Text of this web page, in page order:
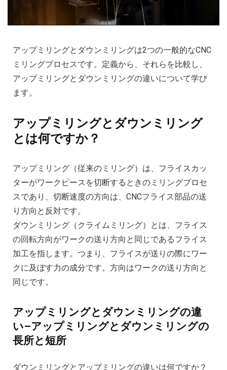
アップミリングとダウンミリングは2つの一般的なCNC
ミリングプロセスです。定義から、それらを比較し、
アップミリングとダウンミリングの違いについて学び
ます。
アップミリングとダウンミリング
とは何ですか？
アップミリング（従来のミリング）は、フライスカッ
ターがワークピースを切断するときのミリングプロセ
スであり、切断速度の方向は、CNCフライス部品の送
り方向と反対です。
ダウンミリング（クライムミリング）とは、フライス
の回転方向がワークの送り方向と同じであるフライス
加工を指します。つまり、フライスが送りの際にワー
クに及ぼす力の成分です。方向はワークの送り方向と
同じです。
アップミリングとダウンミリングの違
い–アップミリングとダウンミリングの
長所と短所
ダウンミリングとアップミリングの違いは何ですか？